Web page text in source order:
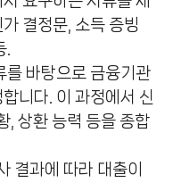
결정문, 소득 증빙
.
를 바탕으로 금융기관
니다. 이 과정에서 신
, 상환 능력 등을 종합
결과에 따라 대출이